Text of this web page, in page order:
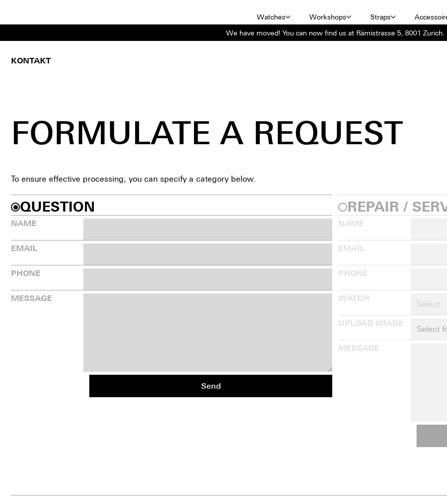
Watches Workshops Straps
We have moved! You can now find us at Rämistrasse 5, 8001 Zurich.
KONTAKT
FORMULATE A REQUEST
To ensure effective processing, you can specify a category below.
QUESTION
NAME
EMAIL
PHONE
MESSAGE
Send
REPAIR /
NAME
EMAIL
PHONE
WATCH
Select
UPLOAD IMAGE
Select
MESSAGE